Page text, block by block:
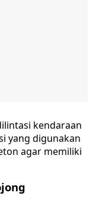
kendaraan
yang digunakan
agar memiliki